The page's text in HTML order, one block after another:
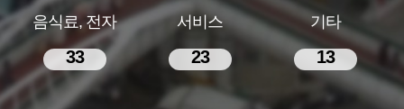
음식료, 전자
33
서비스
23
기타
13